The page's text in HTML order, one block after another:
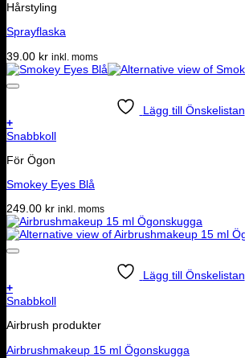
Hårstyling
Sprayflaska
39.00 kr inkl. moms
Lägg till Önskelistan
+
Snabbkoll
För Ögon
Smokey Eyes Blå
249.00 kr inkl. moms
Lägg till Önskelistan
+
Den
produkten
flera
Snabbkoll
Airbrush produkter
Airbrushmakeup 15 ml Ögonskugga